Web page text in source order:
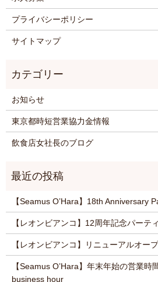
プライバシーポリシー
サイトマップ
お知らせ
東京都時短営業協力金情報
飲食店女社長のブログ
【Seamus O’Hara】18th Anniversary
【レオンビアンコ】12周年記念パーテ
【レオンビアンコ】リニューアルオー
【Seamus O’Hara】年末年始の営業
business hour